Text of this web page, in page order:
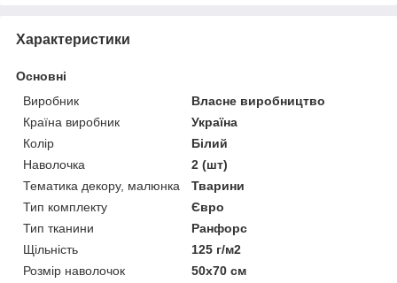
Характеристики
Основні
Виробник
Власне виробництво
Країна виробник
Україна
Колір
Білий
Наволочка
2 (шт)
Тематика декору, малюнка
Тварини
Тип комплекту
Євро
Тип тканини
Ранфорс
Щільність
125 г/м2
Розмір наволочок
50х70 см